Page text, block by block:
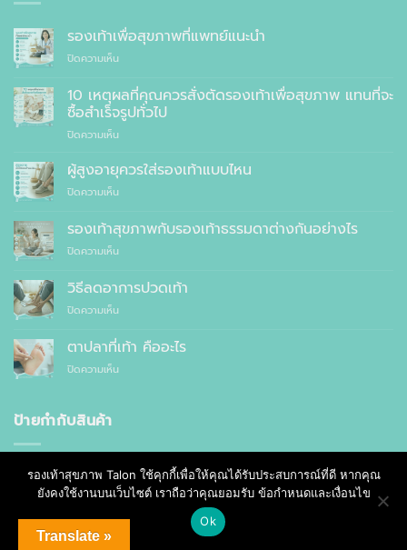
รองเท้าเพื่อสุขภาพที่แพทย์แนะนำ
ปิดความเห็นบน
เพื่อ
สุขภาพ
ที่
แพทย์
10 เหตุผลที่คุณควรสั่งตัดรองเท้าเพื่อสุขภาพ แทนที่จะ
ซื้อสำเร็จรูปทั่วไป
ปิดความเห็นบน
เหตุผล
คุณ
สั่ง
ตัด
รองเท้า
สุขภาพ
สำเร็จรูป
ทั่วไป
ผู้สูงอายุควรใส่รองเท้าแบบไหน
ปิดความเห็นบน
สูง
อายุ
ควร
รองเท้า
ไหน
รองเท้าสุขภาพกับรองเท้าธรรมดาต่างกันอย่างไร
ปิดความเห็นบน
สุขภาพ
กับ
รองเท้า
ต่าง
อย่างไร
วิธีลดอาการปวดเท้า
ปิดความเห็นบน
ลด
อาการ
ปวด
ตาปลาที่เท้า คืออะไร
ปิดความเห็นบน
ป้ายกำกับสินค้า
3D Foot Scanner Bunion Orthotic
Pink Plastazote
Poron Foam
Poron Foot
การเดินของเด็กๆ
การเลือกรองเท้าสุขภาพ
คลื่น PEMF
Translate »
รองเท้าสุขภาพ Talon ใช้คุกกี้เพื่อให้คุณได้รับประสบการณ์ที่ดี หากคุณ
ยังคงใช้งานบนเว็บไซต์ เราถือว่าคุณยอมรับ ข้อกำหนดและเงื่อนไข
Ok